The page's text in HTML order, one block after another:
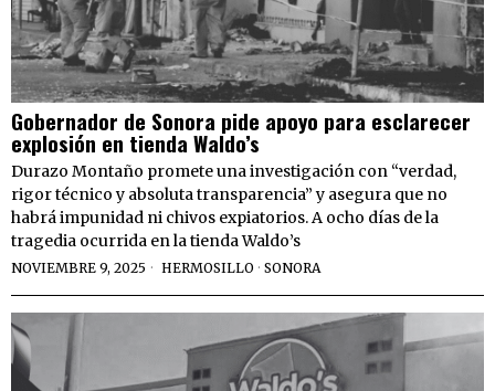
Gobernador de Sonora pide apoyo para esclarecer
explosión en tienda Waldo’s
Durazo Montaño promete una investigación con “verdad,
rigor técnico y absoluta transparencia” y asegura que no
habrá impunidad ni chivos expiatorios. A ocho días de la
tragedia ocurrida en la tienda Waldo’s
NOVIEMBRE 9, 2025 HERMOSILLO · SONORA